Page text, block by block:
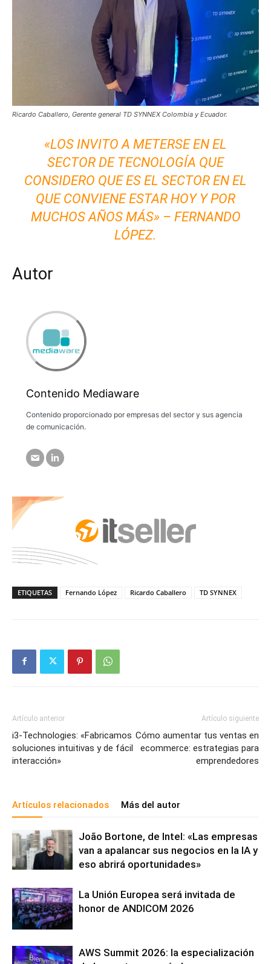
Ricardo Caballero, Gerente general TD SYNNEX Colombia y Ecuador.
«LOS INVITO A METERSE EN EL
SECTOR DE TECNOLOGÍA QUE
CONSIDERO QUE ES EL SECTOR EN EL
QUE CONVIENE ESTAR HOY Y POR
MUCHOS AÑOS MÁS» – FERNANDO
LÓPEZ.
Autor
Contenido Mediaware
Contenido proporcionado por empresas del sector y sus agencia
de comunicación.
ETIQUETAS Fernando López Ricardo Caballero TD SYNNEX
Artículo anterior
i3-Technologies: «Fabricamos
soluciones intuitivas y de fácil
interacción»
Artículo siguiente
Cómo aumentar tus ventas en
ecommerce: estrategias para
emprendedores
Artículos relacionados Más del autor
João Bortone, de Intel: «Las empresas
van a apalancar sus negocios en la IA y
eso abrirá oportunidades»
La Unión Europea será invitada de
honor de ANDICOM 2026
AWS Summit 2026: la especialización